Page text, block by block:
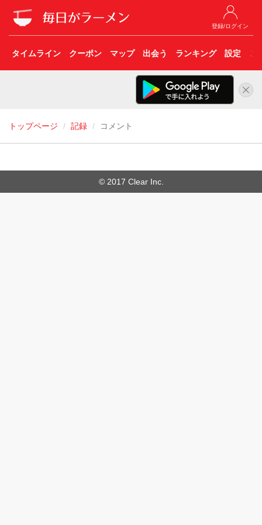
登録/ログイン
タイムライン クーポン マップ 出会う ランキング 設定 こ
トップページ 記録 コメント
© 2017 Clear Inc.